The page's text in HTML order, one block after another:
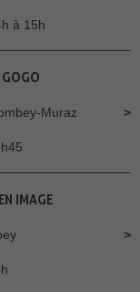
à 15h
Muraz
IMAGE